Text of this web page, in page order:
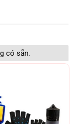
có sẵn.